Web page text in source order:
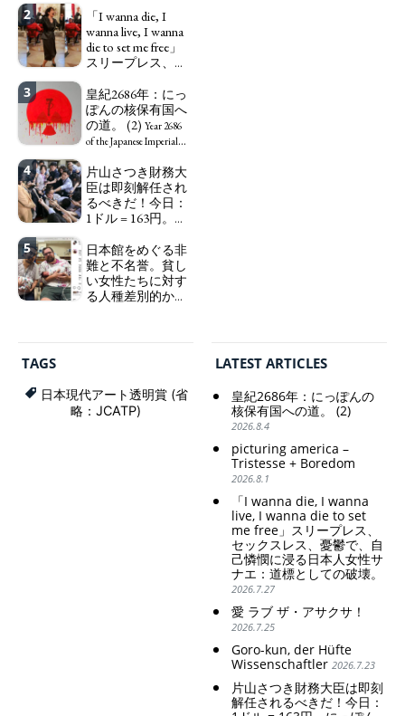
ワーカー、ソーシ
ャルワーカーと同
じ、アートワーカ
ーになる。We have
word "artist" into the
word "Art Worker"
(similar to "Essential
Worker", "Sex Worker" or
2
「I wanna die, I
wanna live, I wanna
die to set me free」
スリープレス、セ
で、自己憐憫に浸
る日本人女性サナ
エ：道標としての
破壊。"I wanna die, I
set me free" - Sanae, a
Japanese woman who is
sleepless, sexless, depressive
and wallowing in self-
guidepost.
3
皇紀2686年：にっ
ぽんの核保有国へ
の道。 (2) Year 2686
of the Japanese Imperial
Becoming a Nuclear
Power. (2)
4
片山さつき財務大
臣は即刻解任され
るべきだ！今日：
1ドル = 163円。に
自分の円を吸って
いる。高市早苗首
相「円安で外為特
会ホクホク」 為
US$ = 163 Yen. The
Japanese Have Long Been
Draining Their Own Yen.
5
日本館をめぐる非
難と不名誉。貧し
い女性たちに対す
る人種差別的かつ
思想の強化。
Criticism and disgrace
surrounding the Japan
TAGS
日本現代アート透明賞 (省
略：JCATP)
LATEST ARTICLES
皇紀2686年：にっぽんの
核保有国への道。 (2)
2026.8.4
picturing america –
Tristesse + Boredom
2026.8.1
「I wanna die, I wanna
live, I wanna die to set
me free」スリープレス、
セックスレス、憂鬱で、自
己憐憫に浸る日本人女性サ
ナエ：道標としての破壊。
2026.7.27
愛 ラブ ザ・アサクサ！
2026.7.25
Goro-kun, der Hüfte
Wissenschaftler 2026.7.23
片山さつき財務大臣は即刻
解任されるべきだ！今日：